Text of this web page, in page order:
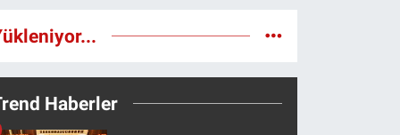
Haberler